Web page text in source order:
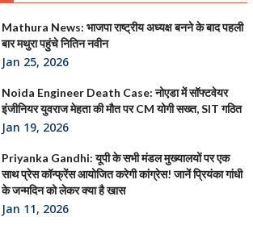
Mathura News: भाजपा राष्ट्रीय अध्यक्ष बनने के बाद पहली
बार मथुरा पहुंचे नितिन नवीन
Jan 25, 2026
Noida Engineer Death Case: नोएडा में सॉफ्टवेयर
इंजीनियर युवराज मेहता की मौत पर CM योगी सख्त, SIT गठित
Jan 19, 2026
Priyanka Gandhi: यूपी के सभी मंडल मुख्यालयों पर एक
साथ प्रेस कॉन्फ्रेंस आयोजित करेगी कांग्रेस! जानें प्रियंका गांधी
के जन्मदिन को लेकर क्या है खास
Jan 11, 2026